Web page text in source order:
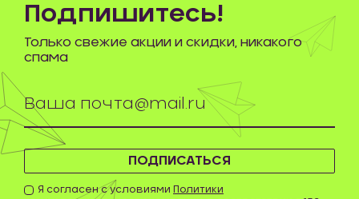
ПОДПИСАТЬСЯ
Я согласен с условиями Политики
Подпишитесь!
Только свежие акции и скидки, никакого
спама